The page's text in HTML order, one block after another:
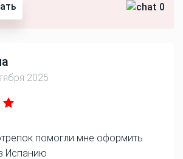
0
2025
помогли мне оформить
Испанию